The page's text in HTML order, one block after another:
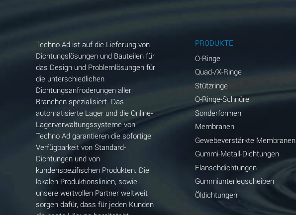
Aluminum Sulfate (Aqueous)
Ammonia Anhydrous
Ammonia Gas (cold)
Ammonia Gas (hot)
Ammonium Carbonate (Aqueous)
A
Ammonium Chloride (Aqueous)
A
Ammonium Hydroxide (conc.)
B
Ammonium Nitrate (Aqueous)
A
Techno Ad ist auf die Lieferung von
Dichtungslösungen und Bauteilen für
das Design und Problemlösungen für
die unterschiedlichen
Dichtungsanfroderungen aller
Branchen spezialisiert. Das
automatisierte Lager und die Online-
Lagerverwaltungssysteme von
Techno Ad garantieren die sofortige
Verfügbarkeit von Standard-
Dichtungen und von
kundenspezifischen Produkten. Die
lokalen Produktionslinien, sowie
unsere wertvollen Partner weltweit
sorgen dafür, dass für jeden Kunden
PRODUKTE
O-Ringe
Quad-/X-Ringe
Stützringe
O-Ringe-Schnüre
Sonderformen
Membranen
Gewebeverstärkte Membranen
Gummi-Metall-Dichtungen
Flanschdichtungen
Gummiunterlegscheiben
Öldichtungen